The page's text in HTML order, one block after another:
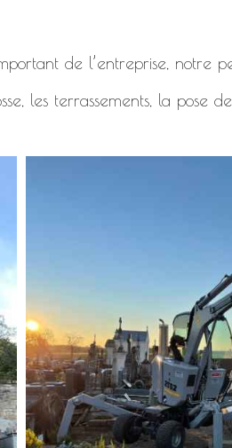
de l’entreprise, notre
les terrassements, la pose